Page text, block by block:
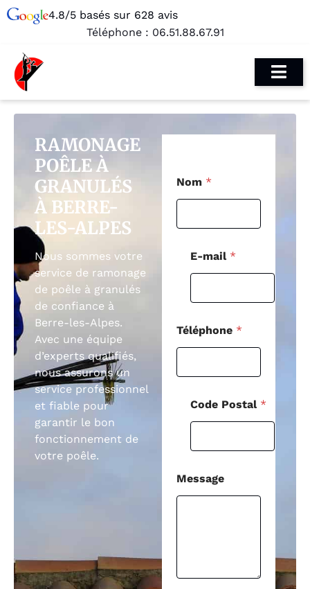
4.8/5 basés sur 628 avis
Téléphone : 06.51.88.67.91
RAMONAGE
POÊLE À
GRANULÉS
À BERRE-
LES-ALPES
Nous sommes votre
service de ramonage
de poêle à granulés
de confiance à
Berre-les-Alpes.
Avec une équipe
d’experts qualifiés,
nous assurons un
service professionnel
et fiable pour
garantir le bon
fonctionnement de
votre poêle.
Nom *
E-mail *
Téléphone *
Code Postal *
Message